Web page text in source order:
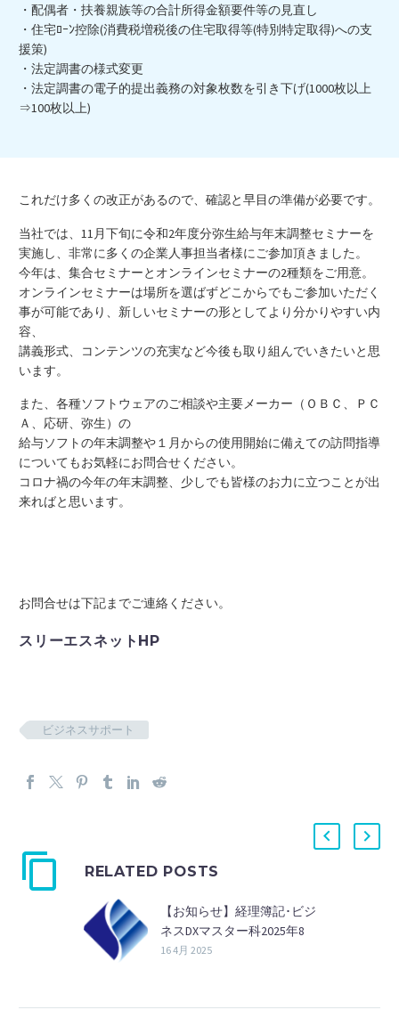
・配偶者・扶養親族等の合計所得金額要件等の見直し
・住宅ﾛｰﾝ控除(消費税増税後の住宅取得等(特別特定取得)への支
援策)
・法定調書の様式変更
・法定調書の電子的提出義務の対象枚数を引き下げ(1000枚以上
⇒100枚以上)
これだけ多くの改正があるので、確認と早目の準備が必要です。
当社では、11月下旬に令和2年度分弥生給与年末調整セミナーを
実施し、非常に多くの企業人事担当者様にご参加頂きました。
今年は、集合セミナーとオンラインセミナーの2種類をご用意。
オンラインセミナーは場所を選ばずどこからでもご参加いただく
事が可能であり、新しいセミナーの形としてより分かりやすい内
容、
講義形式、コンテンツの充実など今後も取り組んでいきたいと思
います。
また、各種ソフトウェアのご相談や主要メーカー（ＯＢＣ、ＰＣ
Ａ、応研、弥生）の
給与ソフトの年末調整や１月からの使用開始に備えての訪問指導
についてもお気軽にお問合せください。
コロナ禍の今年の年末調整、少しでも皆様のお力に立つことが出
来ればと思います。
お問合せは下記までご連絡ください。
スリーエスネットHP
ビジネスサポート
RELATED POSTS
【お知らせ】経理簿記･ビジ
ネスDXマスター科2025年8
月開講生募集のお知らせ
16 4月 2025